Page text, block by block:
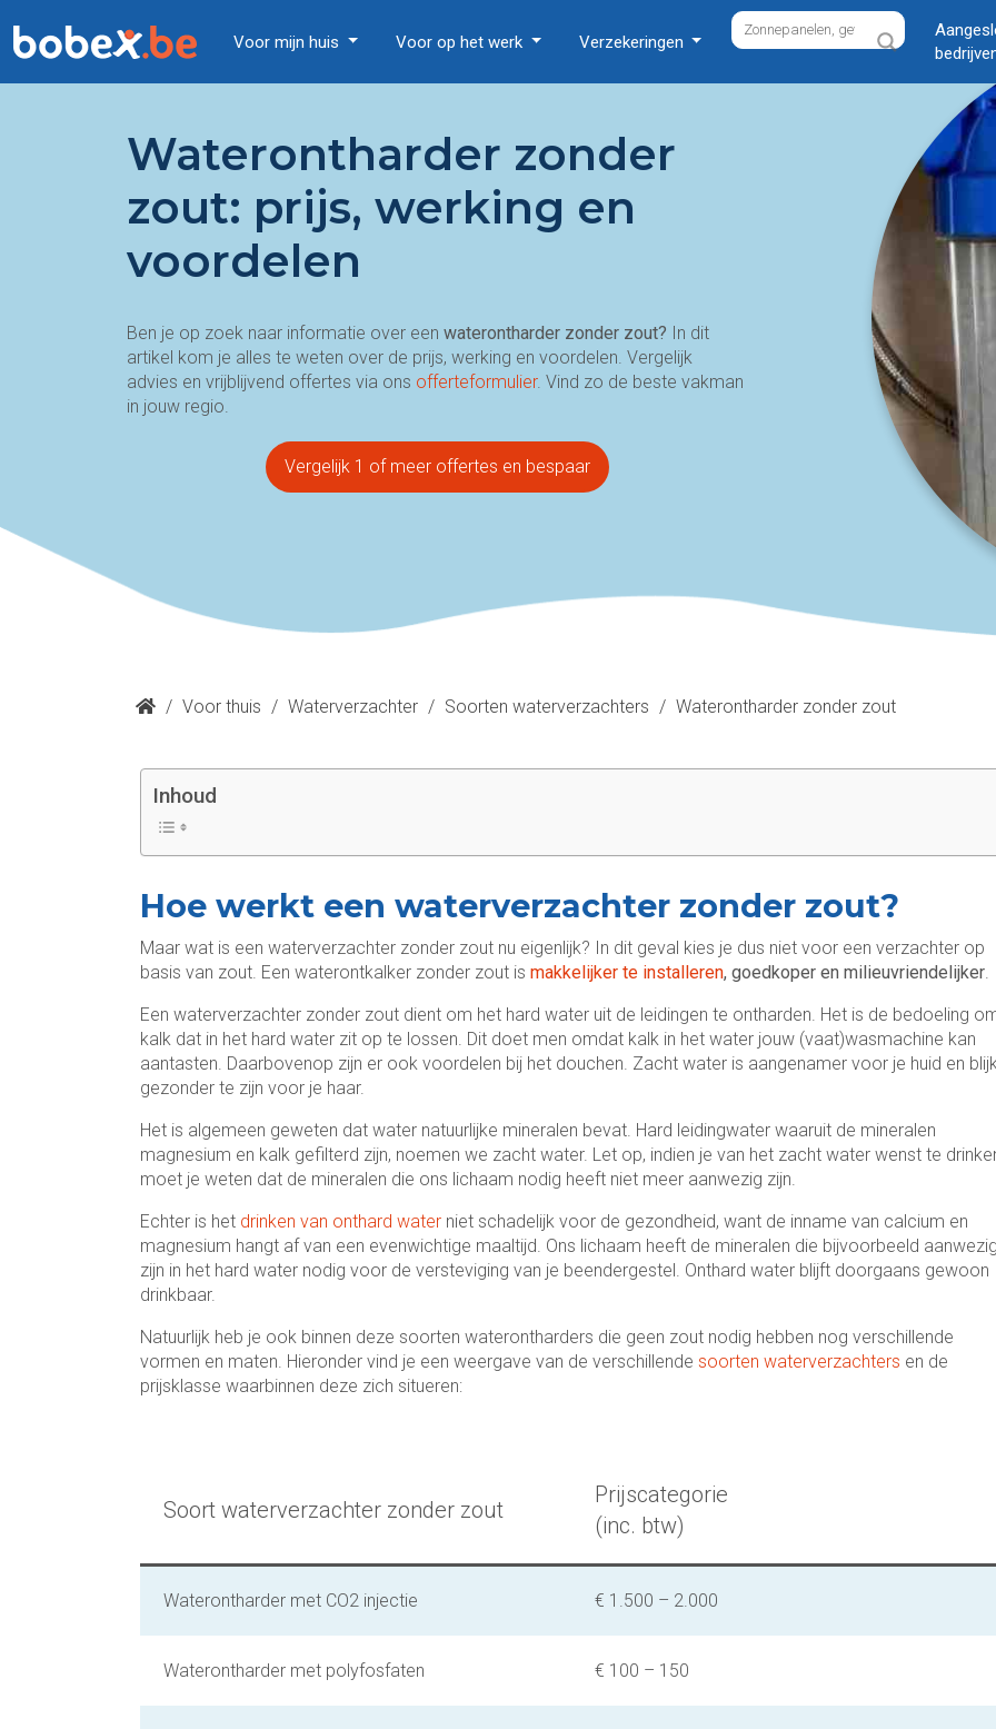
Voor mijn huis Voor op het werk Verzekeringen
Waterontharder zonder
zout: prijs, werking en
voordelen
Ben je op zoek naar informatie over een waterontharder zonder zout? In dit
artikel kom je alles te weten over de prijs, werking en voordelen. Vergelijk
advies en vrijblijvend offertes via ons offerteformulier. Vind zo de beste vakman
in jouw regio.
Vergelijk 1 of meer offertes en bespaar
/ Voor thuis / Waterverzachter / Soorten waterverzachters / Waterontharder zonder zout
Inhoud
Hoe werkt een waterverzachter zonder zout?
Maar wat is een waterverzachter zonder zout nu eigenlijk? In dit geval kies je dus niet voor een verzachter op
basis van zout. Een waterontkalker zonder zout is makkelijker te installeren, goedkoper en milieuvriendelijker.
Een waterverzachter zonder zout dient om het hard water uit de leidingen te ontharden. Het is de bedoeling
kalk dat in het hard water zit op te lossen. Dit doet men omdat kalk in het water jouw (vaat)wasmachine kan
aantasten. Daarbovenop zijn er ook voordelen bij het douchen. Zacht water is aangenamer voor je huid en
gezonder te zijn voor je haar.
Het is algemeen geweten dat water natuurlijke mineralen bevat. Hard leidingwater waaruit de mineralen
magnesium en kalk gefilterd zijn, noemen we zacht water. Let op, indien je van het zacht water wenst te
moet je weten dat de mineralen die ons lichaam nodig heeft niet meer aanwezig zijn.
Echter is het drinken van onthard water niet schadelijk voor de gezondheid, want de inname van calcium en
magnesium hangt af van een evenwichtige maaltijd. Ons lichaam heeft de mineralen die bijvoorbeeld
zijn in het hard water nodig voor de versteviging van je beendergestel. Onthard water blijft doorgaans gewoon
drinkbaar.
Natuurlijk heb je ook binnen deze soorten waterontharders die geen zout nodig hebben nog verschillende
vormen en maten. Hieronder vind je een weergave van de verschillende soorten waterverzachters en de
prijsklasse waarbinnen deze zich situeren:
Soort waterverzachter zonder zout
Prijscategorie
(inc. btw)
Waterontharder met CO2 injectie € 1.500 – 2.000
Waterontharder met polyfosfaten € 100 – 150